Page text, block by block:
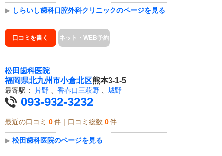
▶ しらいし歯科口腔外科クリニックのページを見る
口コミを書く ネット・WEB予約
松田歯科医院
福岡県北九州市小倉北区熊本3-1-5
最寄駅： 片野 香春口三萩野 城野
093-932-3232
最近の口コミ 0 件｜口コミ総数 0 件
▶ 松田歯科医院のページを見る